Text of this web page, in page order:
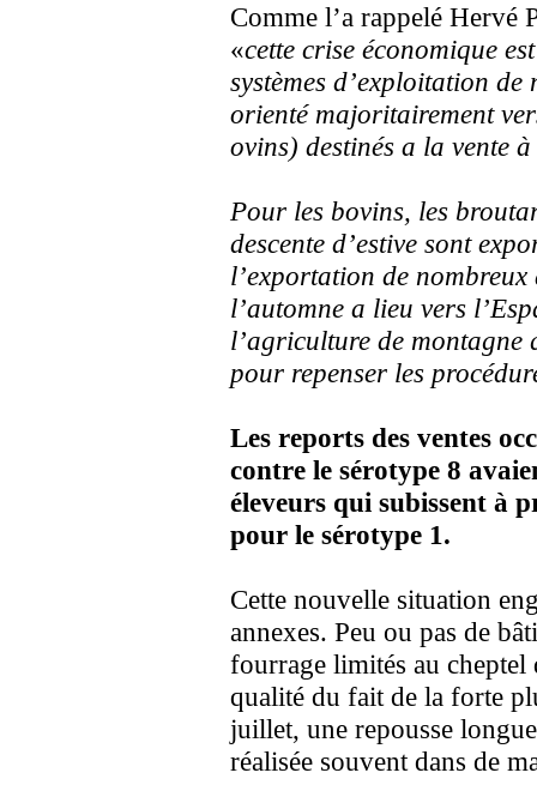
Comme l’a rappelé
«cette crise économique
systèmes d’exploitation
orienté majoritairement
ovins) destinés a la vente
Pour les bovins, les
descente d’estive sont
l’exportation de
l’automne a lieu vers
l’agriculture de
pour repenser les
Les reports des ventes
contre le sérotype 8
éleveurs qui subissent à
pour le sérotype 1.
Cette nouvelle situation
annexes. Peu ou pas de
fourrage limités au cheptel
qualité du fait de la forte
juillet, une repousse
réalisée souvent dans de